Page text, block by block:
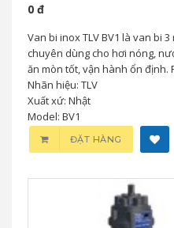
0 đ
Van bi inox TLV BV1 là van bi
chuyên dùng cho hơi nóng,
ăn mòn tốt, vận hành ổn định.
Nhãn hiệu: TLV
Xuất xứ: Nhật
Model: BV1
ĐẶT HÀNG